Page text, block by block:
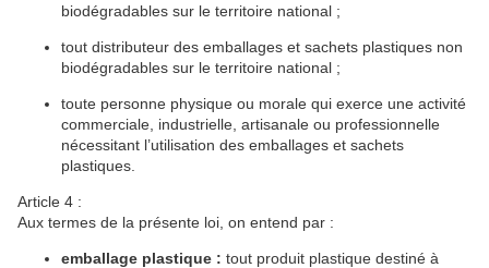
biodégradables sur le territoire national ;
tout distributeur des emballages et sachets plastiques non
biodégradables sur le territoire national ;
toute personne physique ou morale qui exerce une activité
commerciale, industrielle, artisanale ou professionnelle
nécessitant l’utilisation des emballages et sachets
plastiques.
Article 4 :
Aux termes de la présente loi, on entend par :
emballage plastique : tout produit plastique destiné à